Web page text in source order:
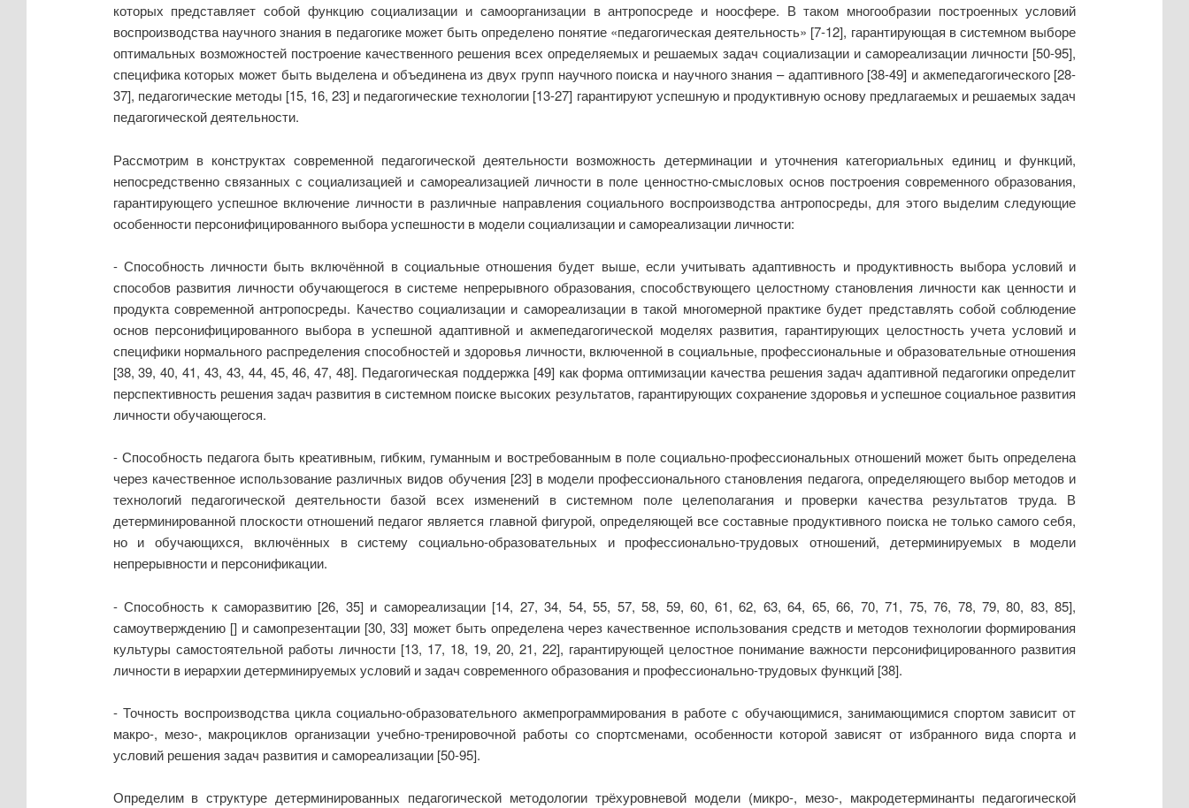
которых представляет собой функцию социализации и самоорганизации в антропосреде и ноосфере. В таком многообразии построенных условий
воспроизводства научного знания в педагогике может быть определено понятие «педагогическая деятельность» [7-12], гарантирующая в системном выборе
оптимальных возможностей построение качественного решения всех определяемых и решаемых задач социализации и самореализации личности [50-95],
специфика которых может быть выделена и объединена из двух групп научного поиска и научного знания – адаптивного [38-49] и акмепедагогического [28-
37], педагогические методы [15, 16, 23] и педагогические технологии [13-27] гарантируют успешную и продуктивную основу предлагаемых и решаемых задач
педагогической деятельности.
Рассмотрим в конструктах современной педагогической деятельности возможность детерминации и уточнения категориальных единиц и функций,
непосредственно связанных с социализацией и самореализацией личности в поле ценностно-смысловых основ построения современного образования,
гарантирующего успешное включение личности в различные направления социального воспроизводства антропосреды, для этого выделим следующие
особенности персонифицированного выбора успешности в модели социализации и самореализации личности:
- Способность личности быть включённой в социальные отношения будет выше, если учитывать адаптивность и продуктивность выбора условий и
способов развития личности обучающегося в системе непрерывного образования, способствующего целостному становления личности как ценности и
продукта современной антропосреды. Качество социализации и самореализации в такой многомерной практике будет представлять собой соблюдение
основ персонифицированного выбора в успешной адаптивной и акмепедагогической моделях развития, гарантирующих целостность учета условий и
специфики нормального распределения способностей и здоровья личности, включенной в социальные, профессиональные и образовательные отношения
[38, 39, 40, 41, 43, 43, 44, 45, 46, 47, 48]. Педагогическая поддержка [49] как форма оптимизации качества решения задач адаптивной педагогики определит
перспективность решения задач развития в системном поиске высоких результатов, гарантирующих сохранение здоровья и успешное социальное развития
личности обучающегося.
- Способность педагога быть креативным, гибким, гуманным и востребованным в поле социально-профессиональных отношений может быть определена
через качественное использование различных видов обучения [23] в модели профессионального становления педагога, определяющего выбор методов и
технологий педагогической деятельности базой всех изменений в системном поле целеполагания и проверки качества результатов труда. В
детерминированной плоскости отношений педагог является главной фигурой, определяющей все составные продуктивного поиска не только самого себя,
но и обучающихся, включённых в систему социально-образовательных и профессионально-трудовых отношений, детерминируемых в модели
непрерывности и персонификации.
- Способность к саморазвитию [26, 35] и самореализации [14, 27, 34, 54, 55, 57, 58, 59, 60, 61, 62, 63, 64, 65, 66, 70, 71, 75, 76, 78, 79, 80, 83, 85],
самоутверждению [] и самопрезентации [30, 33] может быть определена через качественное использования средств и методов технологии формирования
культуры самостоятельной работы личности [13, 17, 18, 19, 20, 21, 22], гарантирующей целостное понимание важности персонифицированного развития
личности в иерархии детерминируемых условий и задач современного образования и профессионально-трудовых функций [38].
- Точность воспроизводства цикла социально-образовательного акмепрограммирования в работе с обучающимися, занимающимися спортом зависит от
макро-, мезо-, макроциклов организации учебно-тренировочной работы со спортсменами, особенности которой зависят от избранного вида спорта и
условий решения задач развития и самореализации [50-95].
Определим в структуре детерминированных педагогической методологии трёхуровневой модели (микро-, мезо-, макродетерминанты педагогической